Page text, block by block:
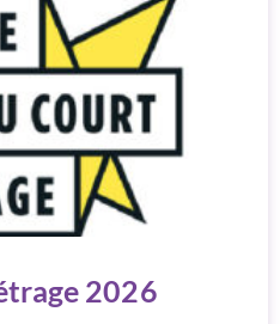
2026